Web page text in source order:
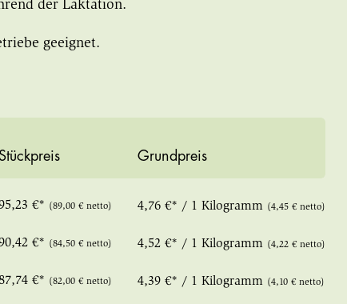
der Laktation.
geeignet.
Grundpreis
€* (89,00 € netto) 4,76 €* / 1 Kilogramm (4,45 € netto)
€* (84,50 € netto) 4,52 €* / 1 Kilogramm (4,22 € netto)
87,74 €* (82,00 € netto) 4,39 €* / 1 Kilogramm (4,10 € netto)